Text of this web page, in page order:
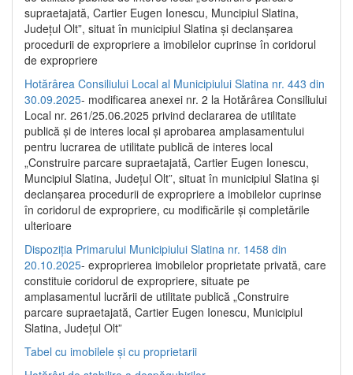
supraetajată, Cartier Eugen Ionescu, Muncipiul Slatina,
Județul Olt”, situat în municipiul Slatina și declanșarea
procedurii de expropriere a imobilelor cuprinse în coridorul
de expropriere
Hotărârea Consiliului Local al Municipiului Slatina nr. 443 din
30.09.2025- modificarea anexei nr. 2 la Hotărârea Consiliului
Local nr. 261/25.06.2025 privind declararea de utilitate
publică şi de interes local şi aprobarea amplasamentului
pentru lucrarea de utilitate publică de interes local
„Construire parcare supraetajată, Cartier Eugen Ionescu,
Muncipiul Slatina, Judeţul Olt”, situat în municipiul Slatina şi
declanşarea procedurii de expropriere a imobilelor cuprinse
în coridorul de expropriere, cu modificările şi completările
ulterioare
Dispoziția Primarului Municipiului Slatina nr. 1458 din
20.10.2025- exproprierea imobilelor proprietate privată, care
constituie coridorul de expropriere, situate pe
amplasamentul lucrării de utilitate publică „Construire
parcare supraetajată, Cartier Eugen Ionescu, Municipiul
Slatina, Județul Olt”
Tabel cu imobilele și cu proprietarii